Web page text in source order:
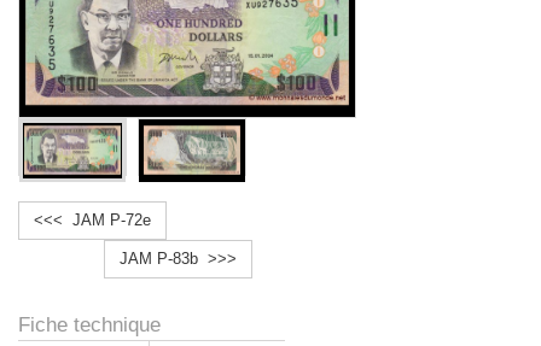
<<< JAM P-72e
JAM P-83b >>>
Fiche technique